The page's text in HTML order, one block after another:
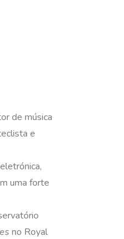
de música
e
uma forte
no Royal